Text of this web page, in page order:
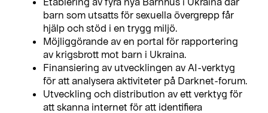
barn som utsatts för sexuella övergrepp får
hjälp och stöd i en trygg miljö.
Möjliggörande av en portal för rapportering
av krigsbrott mot barn i Ukraina.
Finansiering av utvecklingen av AI-verktyg
för att analysera aktiviteter på Darknet-forum.
Utveckling och distribution av ett verktyg för
att skanna internet för att identifiera